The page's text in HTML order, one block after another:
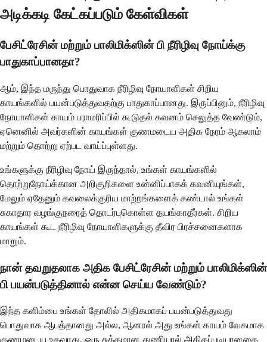
அடிக்கடி கேட்கப்படும் கேள்விகள்
பேசிட்ரேசின் மற்றும் பாலிமிக்ஸின் பி நீரிழிவு நோய்க்கு
பாதுகாப்பானதா?
ஆம், இந்த மருந்து பொதுவாக நீரிழிவு நோயாளிகள் சிறிய
காயங்களில் பயன்படுத்துவதற்கு பாதுகாப்பானது. இருப்பினும், நீரிழிவு
நோயாளிகள் காயம் பராமரிப்பில் கூடுதல் கவனம் செலுத்த வேண்டும்,
ஏனெனில் அவர்களின் காயங்கள் குணமடைய அதிக நேரம் ஆகலாம்
மற்றும் தொற்று ஏற்பட வாய்ப்புள்ளது.
உங்களுக்கு நீரிழிவு நோய் இருந்தால், உங்கள் காயங்களில்
தொற்றுநோய்க்கான அறிகுறிகளை உன்னிப்பாகக் கவனியுங்கள்,
மேலும் ஏதேனும் கவலைக்குரிய மாற்றங்களைக் கண்டால் உங்கள்
சுகாதார வழங்குநரைத் தொடர்புகொள்ள தயங்காதீர்கள். சிறிய
காயங்கள் கூட நீரிழிவு நோயாளிகளுக்கு தீவிர பிரச்சனைகளாக
மாறும்.
நான் தவறுதலாக அதிக பேசிட்ரேசின் மற்றும் பாலிமிக்ஸின்
பி பயன்படுத்தினால் என்ன செய்ய வேண்டும்?
இந்த களிம்பை உங்கள் தோலில் அதிகமாகப் பயன்படுத்துவது
பொதுவாக ஆபத்தானது அல்ல, ஆனால் அது உங்கள் காயம் வேகமாக
குணமடைய உதவாது. ஒரு சுத்தமான துணியால் அதிகப்படியானதை